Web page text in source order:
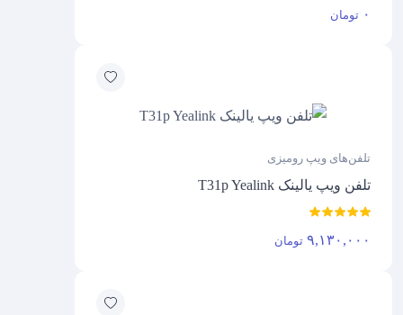
۰ تومان
تلفن‌های ویپ رومیزی
تلفن ویپ یالینک T31p Yealink
۹,۱۳۰,۰۰۰ تومان